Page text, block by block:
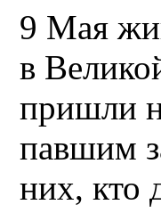
9 Мая
в
пришли
павшим
них, кто